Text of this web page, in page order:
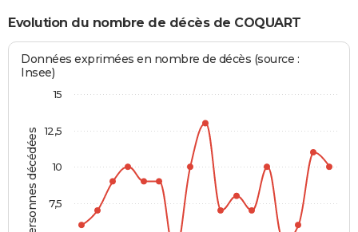
Evolution du nombre de décès de COQUART
Personnes décédées
Données exprimées en nombre de décès (source :
Insee)
7,5
10
12,5
15